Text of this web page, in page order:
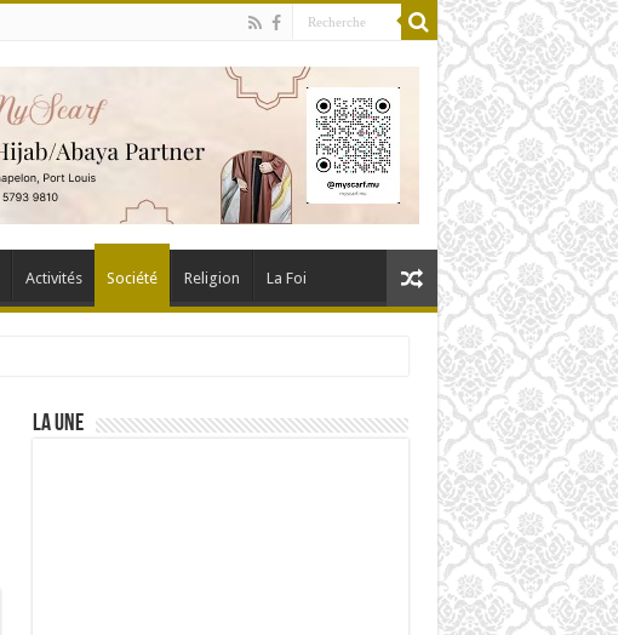
Activités Société Religion La Foi
LA UNE